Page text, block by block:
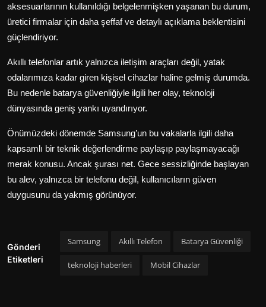
aksesuarlarının kullanıldığı belgelenmişken yaşanan bu durum,
üretici firmalar için daha şeffaf ve detaylı açıklama beklentisini
güçlendiriyor.
Akıllı telefonlar artık yalnızca iletişim araçları değil, yatak
odalarımıza kadar giren kişisel cihazlar haline gelmiş durumda.
Bu nedenle batarya güvenliğiyle ilgili her olay, teknoloji
dünyasında geniş yankı uyandırıyor.
Önümüzdeki dönemde Samsung’un bu vakalarla ilgili daha
kapsamlı bir teknik değerlendirme paylaşıp paylaşmayacağı
merak konusu. Ancak şurası net. Gece sessizliğinde başlayan
bu alev, yalnızca bir telefonu değil, kullanıcıların güven
duygusunu da yakmış görünüyor.
Gönderi
Etiketleri
Samsung Akıllı Telefon Batarya Güvenliği
teknoloji haberleri Mobil Cihazlar